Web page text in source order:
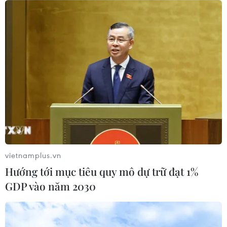
NATO ưu tiên đẩy nhanh chuyển
giao hệ thống phòng không cho
Chủ tịch Quốc hội Trần Thanh Mẫn
tiếp Đại sứ Malaysia Tan Yang Thai
chào từ biệt
06/08/2026 12:23
gió nổi đầu tiên chịu được bão cấp 17
vietnamplus.vn
Hướng tới mục tiêu quy mô dự trữ đạt 1%
GDP vào năm 2030